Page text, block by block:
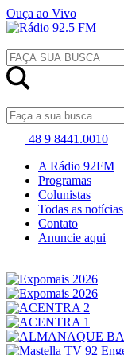
Ouça ao Vivo
48 9 8441.0010
A Rádio 92FM
Programas
Colunistas
Todas as notícias
Contato
Anuncie aqui